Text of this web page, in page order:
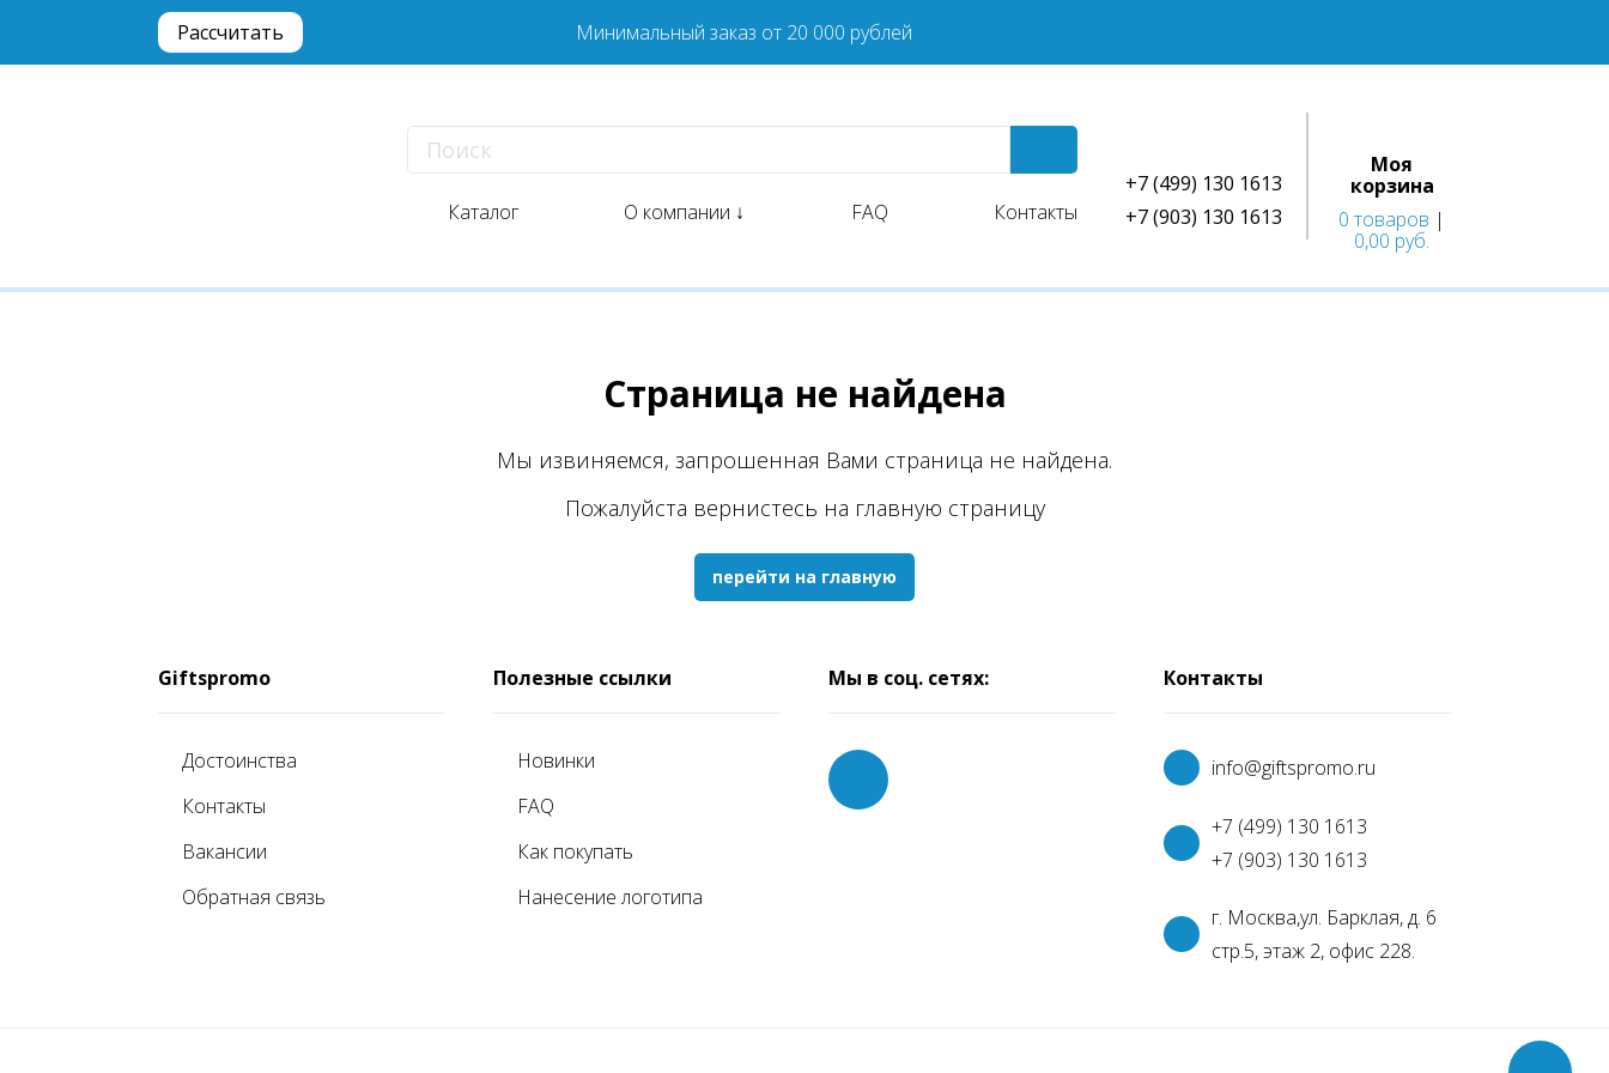
Рассчитать Минимальный заказ от 20 000 рублей
Каталог О компании ↓ FAQ Контакты
+7 (499) 130 1613
+7 (903) 130 1613
Моя
корзина
0 товаров |
0,00 руб.
Страница не найдена
Мы извиняемся, запрошенная Вами страница не найдена.
Пожалуйста вернистесь на главную страницу
перейти на главную
Giftspromo
Достоинства
Контакты
Вакансии
Обратная связь
Полезные ссылки
Новинки
FAQ
Как покупать
Нанесение логотипа
Мы в соц. сетях: Контакты
info@giftspromo.ru
+7 (499) 130 1613
+7 (903) 130 1613
г. Москва,ул. Барклая, д. 6
стр.5, этаж 2, офис 228.